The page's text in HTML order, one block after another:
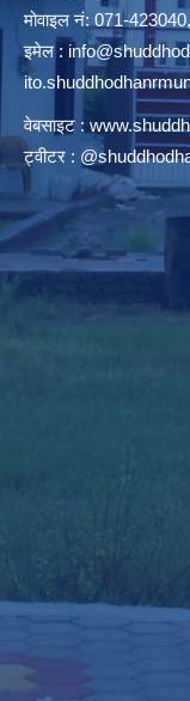
मोवाइल नं: 071-
इमेल :
वेबसाइट :
ट्वीटर :